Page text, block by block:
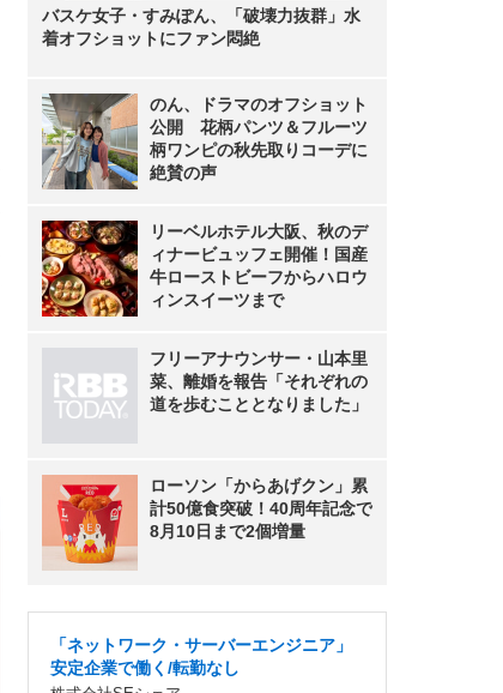
バスケ女子・すみぽん、「破壊力抜群」水
着オフショットにファン悶絶
のん、ドラマのオフショット
公開 花柄パンツ＆フルーツ
柄ワンピの秋先取りコーデに
絶賛の声
リーベルホテル大阪、秋のデ
ィナービュッフェ開催！国産
牛ローストビーフからハロウ
ィンスイーツまで
フリーアナウンサー・山本里
菜、離婚を報告「それぞれの
道を歩むこととなりました」
ローソン「からあげクン」累
計50億食突破！40周年記念で
8月10日まで2個増量
「ネットワーク・サーバーエンジニア」
安定企業で働く/転勤なし